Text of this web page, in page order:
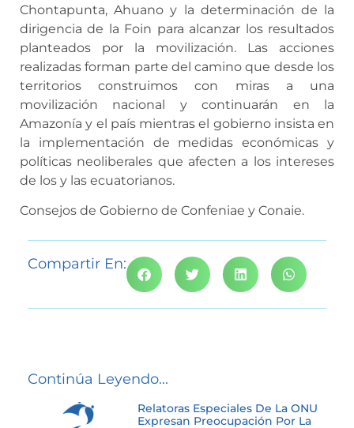
Chontapunta, Ahuano y la determinación de la
dirigencia de la Foin para alcanzar los resultados
planteados por la movilización. Las acciones
realizadas forman parte del camino que desde los
territorios construimos con miras a una
movilización nacional y continuarán en la
Amazonía y el país mientras el gobierno insista en
la implementación de medidas económicas y
políticas neoliberales que afecten a los intereses
de los y las ecuatorianos.
Consejos de Gobierno de Confeniae y Conaie.
Compartir En:
Continúa Leyendo...
Relatoras Especiales De La ONU
Expresan Preocupación Por La